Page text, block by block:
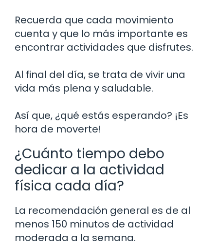
Recuerda que cada movimiento
cuenta y que lo más importante es
encontrar actividades que disfrutes.
Al final del día, se trata de vivir una
vida más plena y saludable.
Así que, ¿qué estás esperando? ¡Es
hora de moverte!
¿Cuánto tiempo debo
dedicar a la actividad
física cada día?
La recomendación general es de al
menos 150 minutos de actividad
moderada a la semana.